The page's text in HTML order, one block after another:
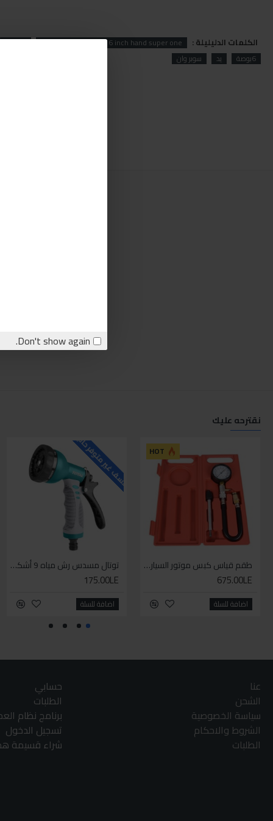
Don't show again.
الكلمات الدليليلة : INGCO cutting pliers 6 inch hand super one
INGCO
6بوصة
يد سوبر وان
نقترحه عليك
HOT
طقم قياس كبس موتور السياره 3 ق
675.00LE
اضافة للسلة
للاسف غير متوفر حاليا
توتال مسدس رش مياه 9 أشكال
175.00LE
اضافة للسلة
عنا
الشحن
سياسة الخصوصية
الشروط والاحكام
الطلبات
حسابي
الطلبات
برنامج نظام
تسجيل الدخول
شراء قسيمة